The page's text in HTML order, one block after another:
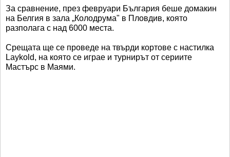
За сравнение, през февруари България беше домакин
на Белгия в зала „Колодрума" в Пловдив, която
разполага с над 6000 места.
Срещата ще се проведе на твърди кортове с настилка
Laykold, на която се играе и турнирът от сериите
Мастърс в Маями.